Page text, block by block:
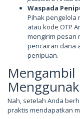
Waspada
Pihak pengelola
atau kode OTP
mengirim pesan
pencairan dana
penipuan.
Mengambil
Nah, setelah Anda
praktis mendapatkan